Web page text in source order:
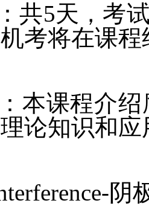
共5天，考
考将在课
本课程介
论知识和应